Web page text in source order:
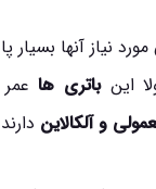
نیاز آنها بسیار
اینباتری هاعمر
و آلکالاین